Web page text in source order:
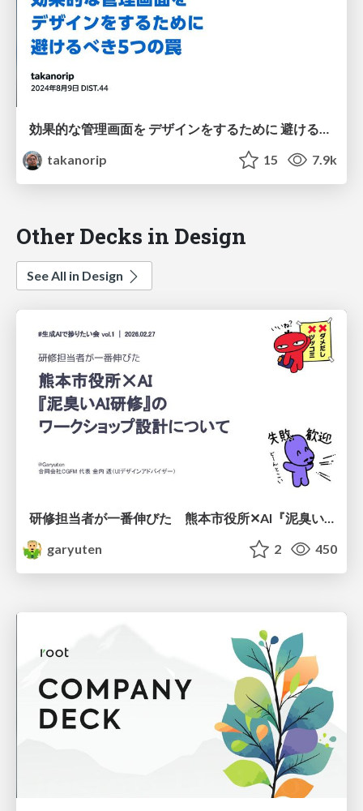
効果的な管理画面を デザインをするために 避けるべき5つの罠
takanorip
15 7.9k
Other Decks in Design
See All in Design
garyuten
2 450